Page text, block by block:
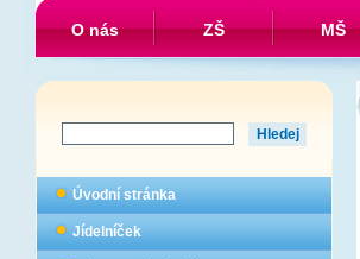
O nás ZŠ MŠ
Úvodní stránka
Jídelníček